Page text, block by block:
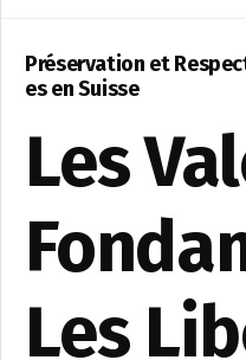
Préservation et
es en Suisse
Les
Les